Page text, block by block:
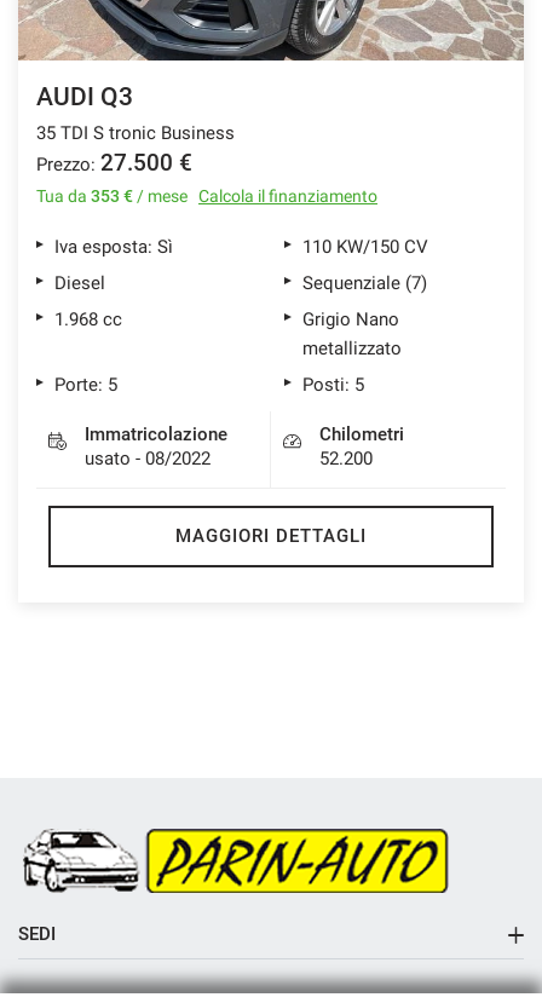
AUDI Q3
35 TDI S tronic Business
Prezzo: 27.500 €
Tua da 353 € / mese Calcola il finanziamento
Iva esposta: Sì
110 KW/150 CV
Diesel
Sequenziale (7)
1.968 cc
Grigio Nano
metallizzato
Porte: 5
Posti: 5
Immatricolazione
usato - 08/2022
Chilometri
52.200
MAGGIORI DETTAGLI
SEDI